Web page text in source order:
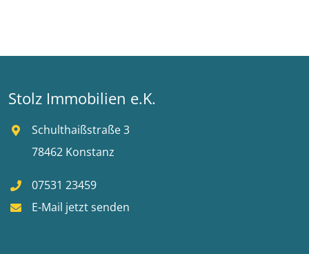
Stolz Immobilien e.K.
Schulthaißstraße 3
78462 Konstanz
07531 23459
E-Mail jetzt senden